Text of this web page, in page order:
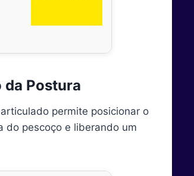
Postura
permite posicionar o
do pescoço e liberando um